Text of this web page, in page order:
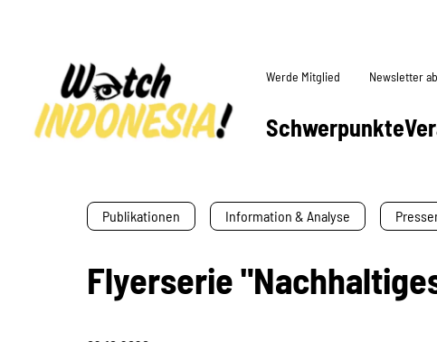
Schwerpunkte
Werde Mitglied Newsletter
Publikationen Information & Analyse
Flyerserie